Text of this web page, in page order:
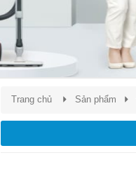
Trang chủ Sản phẩm